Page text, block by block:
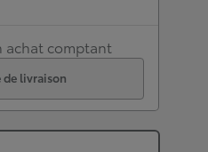
achat comptant
de livraison